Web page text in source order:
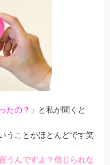
たの？」 と私が聞くと
うことがほとんどです笑
うんですよ？信じられな